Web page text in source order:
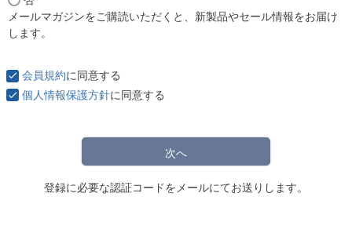
須
メールマガジンをご購読いただくと、新製品やセール情報をお届け
します。
会員規約に同意する
個人情報保護方針に同意する
次へ
登録に必要な認証コードをメールにてお送りします。